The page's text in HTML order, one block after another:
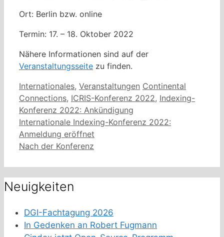
Ort: Berlin bzw. online
Termin: 17. – 18. Oktober 2022
Nähere Informationen sind auf der
Veranstaltungsseite zu finden.
Kategorien
Internationales, Veranstaltungen Schlagwörter
Continental
Connections, ICRIS-Konferenz 2022, Indexing-
Konferenz 2022: Ankündigung
Internationale Indexing-Konferenz 2022:
Anmeldung eröffnet
Nach der Konferenz
Neuigkeiten
DGI-Fachtagung 2026
In Gedenken an Robert Fugmann